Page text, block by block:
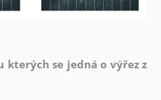
kterých se jedná o výřez z